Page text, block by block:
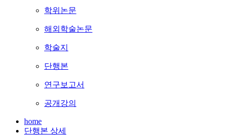
학위논문
해외학술논문
학술지
단행본
연구보고서
공개강의
home
단행본 상세